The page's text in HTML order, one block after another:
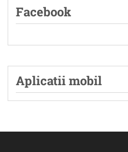
Facebook
Aplicatii mobil